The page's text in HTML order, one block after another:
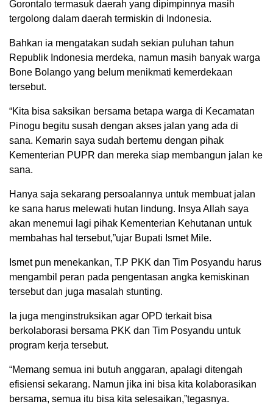
Gorontalo termasuk daerah yang dipimpinnya masih
tergolong dalam daerah termiskin di Indonesia.
Bahkan ia mengatakan sudah sekian puluhan tahun
Republik Indonesia merdeka, namun masih banyak warga
Bone Bolango yang belum menikmati kemerdekaan
tersebut.
“Kita bisa saksikan bersama betapa warga di Kecamatan
Pinogu begitu susah dengan akses jalan yang ada di
sana. Kemarin saya sudah bertemu dengan pihak
Kementerian PUPR dan mereka siap membangun jalan ke
sana.
Hanya saja sekarang persoalannya untuk membuat jalan
ke sana harus melewati hutan lindung. Insya Allah saya
akan menemui lagi pihak Kementerian Kehutanan untuk
membahas hal tersebut,”ujar Bupati Ismet Mile.
Ismet pun menekankan, T.P PKK dan Tim Posyandu harus
mengambil peran pada pengentasan angka kemiskinan
tersebut dan juga masalah stunting.
Ia juga menginstruksikan agar OPD terkait bisa
berkolaborasi bersama PKK dan Tim Posyandu untuk
program kerja tersebut.
“Memang semua ini butuh anggaran, apalagi ditengah
efisiensi sekarang. Namun jika ini bisa kita kolaborasikan
bersama, semua itu bisa kita selesaikan,”tegasnya.